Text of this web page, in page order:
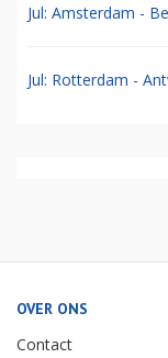
Jul: Amsterdam -
Jul: Rotterdam -
OVER ONS
Contact